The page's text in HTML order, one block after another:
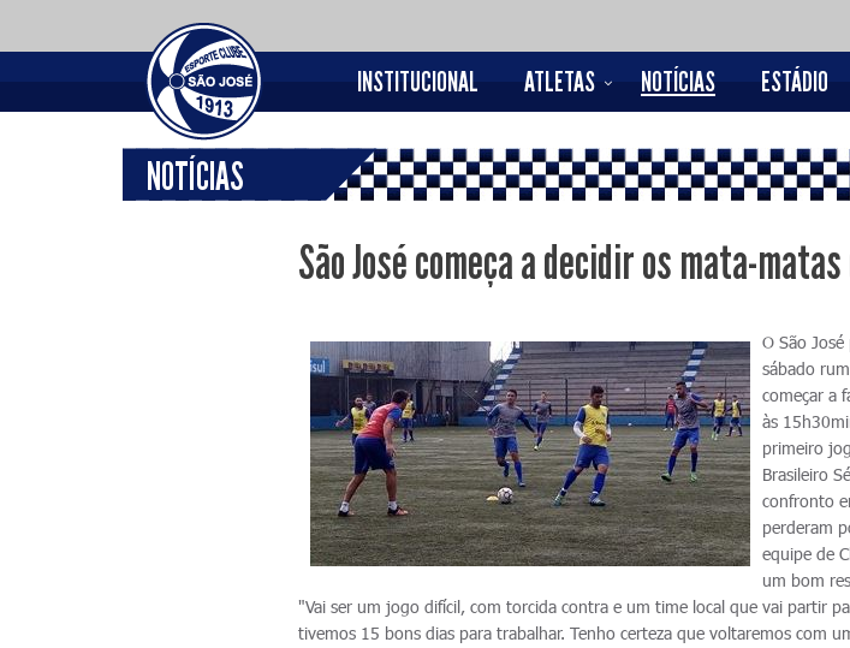
INSTITUCIONAL ATLETAS NOTÍCIAS ESTÁDIO
NOTÍCIAS
São José começa a decidir os mata-
O São
sábado
começar a
às
primeiro
Brasileiro
confronto
perderam
equipe de
um bom
"Vai ser um jogo difícil, com torcida contra e um time local que vai partir
tivemos 15 bons dias para trabalhar. Tenho certeza que voltaremos com